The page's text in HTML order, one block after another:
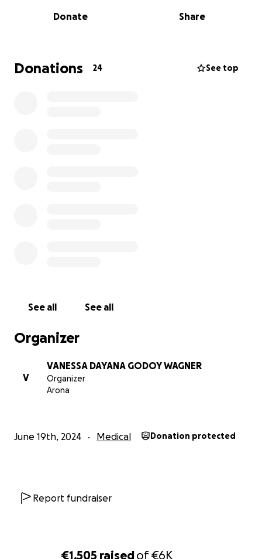
€1,505 raisedof€6K
en tratamiento sufrió una recaída, por lo que tuvo
y gestos de cariño para seguir brindándole el mejor
tratamiento posible, rogando a Dios por su pronta
Donate Share
Donations 24 See top
See all See all
Organizer
V
VANESSA DAYANA GODOY WAGNER
Organizer
Arona
June 19th, 2024 Medical Donation protected
Report fundraiser